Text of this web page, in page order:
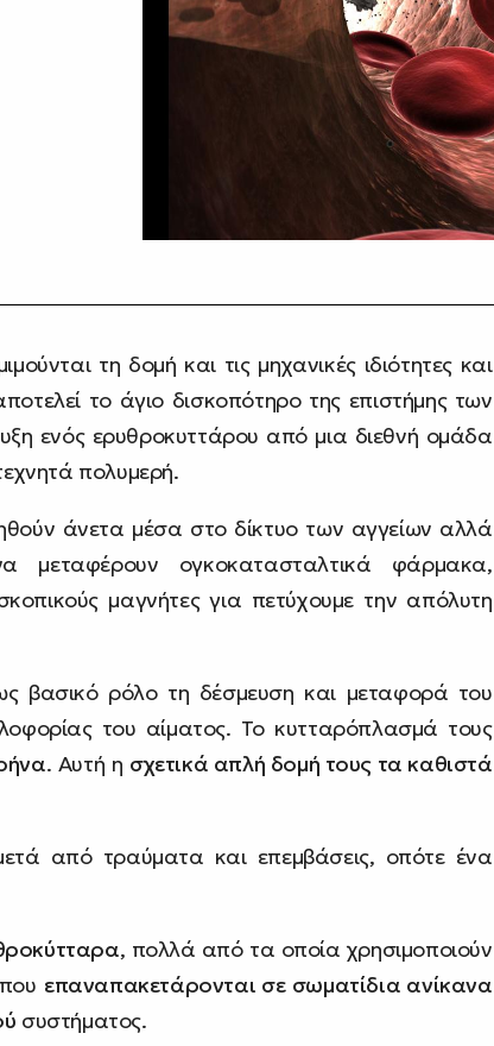
τη δομή και τις μηχανικές ιδιότητες και
το άγιο δισκοπότηρο της επιστήμης των
ενός ερυθροκυττάρου από μια διεθνή ομάδα
πολυμερή.
άνετα μέσα στο δίκτυο των αγγείων αλλά
ογκοκατασταλτικά φάρμακα,
μαγνήτες για πετύχουμε την απόλυτη
βασικό ρόλο τη δέσμευση και μεταφορά του
του αίματος. Το κυτταρόπλασμά τους
. Αυτή η σχετικά απλή δομή τους τα καθιστά
από τραύματα και επεμβάσεις, οπότε ένα
, πολλά από τα οποία χρησιμοποιούν
επαναπακετάρονται σε σωματίδια ανίκανα
συστήματος.